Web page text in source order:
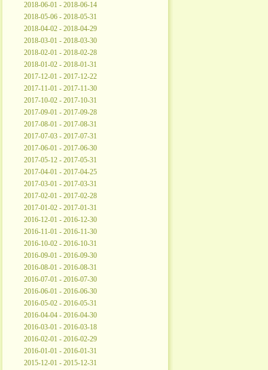
2018-06-01 - 2018-06-14
2018-05-06 - 2018-05-31
2018-04-02 - 2018-04-29
2018-03-01 - 2018-03-30
2018-02-01 - 2018-02-28
2018-01-02 - 2018-01-31
2017-12-01 - 2017-12-22
2017-11-01 - 2017-11-30
2017-10-02 - 2017-10-31
2017-09-01 - 2017-09-28
2017-08-01 - 2017-08-31
2017-07-03 - 2017-07-31
2017-06-01 - 2017-06-30
2017-05-12 - 2017-05-31
2017-04-01 - 2017-04-25
2017-03-01 - 2017-03-31
2017-02-01 - 2017-02-28
2017-01-02 - 2017-01-31
2016-12-01 - 2016-12-30
2016-11-01 - 2016-11-30
2016-10-02 - 2016-10-31
2016-09-01 - 2016-09-30
2016-08-01 - 2016-08-31
2016-07-01 - 2016-07-30
2016-06-01 - 2016-06-30
2016-05-02 - 2016-05-31
2016-04-04 - 2016-04-30
2016-03-01 - 2016-03-18
2016-02-01 - 2016-02-29
2016-01-01 - 2016-01-31
2015-12-01 - 2015-12-31